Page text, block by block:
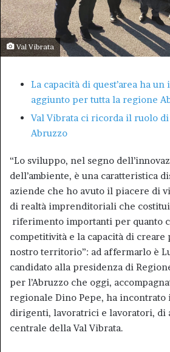
Val Vibrata
La capacità di quest’area ha
aggiunto per tutta la regione
Val Vibrata ci ricorda il ruolo
Abruzzo
“Lo sviluppo, nel segno
dell’ambiente, è una caratteristica
aziende che ho avuto il piacere di
di realtà imprenditoriali che
riferimento importanti per quanto
competitività e la capacità di
nostro territorio”: ad affermarlo è
candidato alla presidenza di
per l’Abruzzo che oggi,
regionale Dino Pepe, ha
dirigenti, lavoratrici e lavoratori, di
centrale della Val Vibrata.